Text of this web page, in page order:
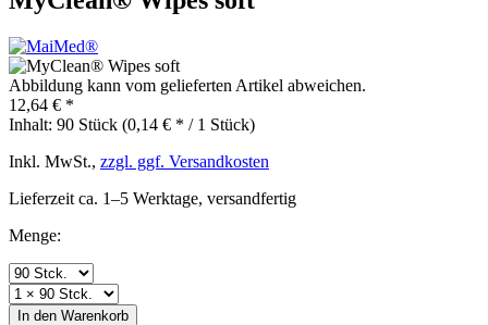
Abbildung kann vom gelieferten Artikel abweichen.
12,64 € *
Inhalt: 90 Stück (0,14 € * / 1 Stück)
Inkl. MwSt., zzgl. ggf. Versandkosten
Lieferzeit ca. 1–5 Werktage, versandfertig
Menge:
In den Warenkorb